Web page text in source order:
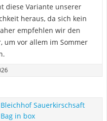
diese Variante unserer
heraus, da sich kein
empfehlen wir den
um vor allem im Sommer
Bleichhof Sauerkirschsaft
Bag in box